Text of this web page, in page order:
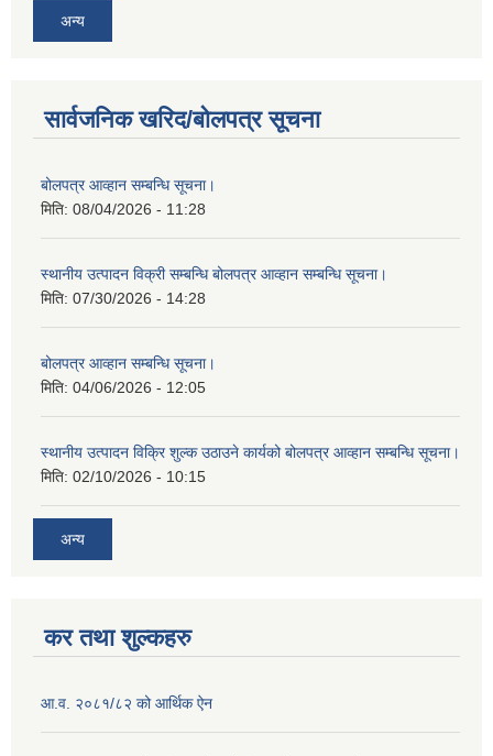
अन्य
सार्वजनिक खरिद/बोलपत्र सूचना
बोलपत्र आव्हान सम्बन्धि सूचना।
मिति: 08/04/2026 - 11:28
स्थानीय उत्पादन विक्री सम्बन्धि बोलपत्र आव्हान सम्बन्धि सूचना।
मिति: 07/30/2026 - 14:28
बोलपत्र आव्हान सम्बन्धि सूचना।
मिति: 04/06/2026 - 12:05
स्थानीय उत्पादन विक्रि शुल्क उठाउने कार्यको बोलपत्र आव्हान सम्बन्धि सूचना।
मिति: 02/10/2026 - 10:15
अन्य
कर तथा शुल्कहरु
आ.व. २०८१/८२ को आर्थिक ऐन